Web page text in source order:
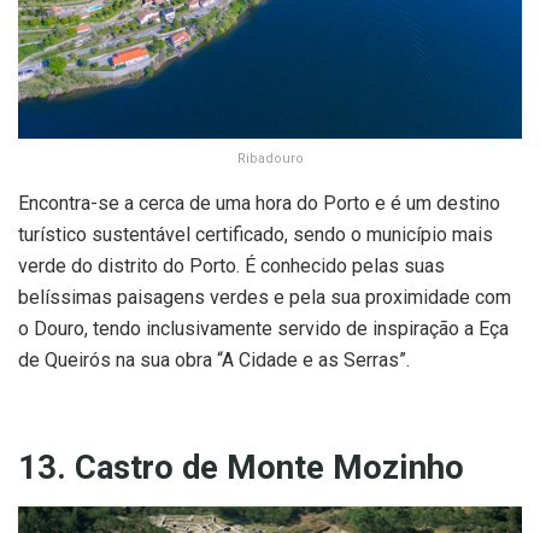
Ribadouro
Encontra-se a cerca de uma hora do Porto e é um destino
turístico sustentável certificado, sendo o município mais
verde do distrito do Porto. É conhecido pelas suas
belíssimas paisagens verdes e pela sua proximidade com
o Douro, tendo inclusivamente servido de inspiração a Eça
de Queirós na sua obra “A Cidade e as Serras”.
13. Castro de Monte Mozinho